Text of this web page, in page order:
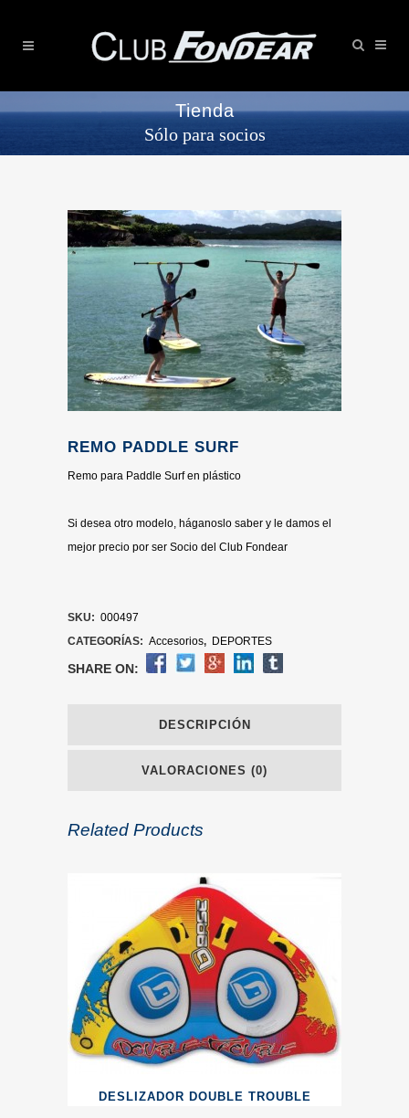
Tienda
Sólo para socios
REMO PADDLE SURF
Remo para Paddle Surf en plástico
Si desea otro modelo, háganoslo saber y le damos el
mejor precio por ser Socio del Club Fondear
SKU: 000497
CATEGORÍAS: Accesorios, DEPORTES
SHARE ON:
DESCRIPCIÓN
VALORACIONES (0)
Related Products
DESLIZADOR DOUBLE TROUBLE